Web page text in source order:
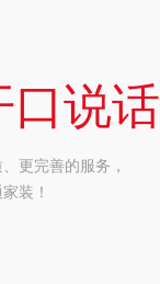
口说话
更完善的服务，
装！